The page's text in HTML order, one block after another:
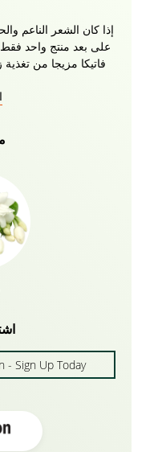
إذا كان الشعر الناعم
على بعد منتج واحد
فاتيكا مزيجا من
في مكافحة مشاكل
لشعرك فحسب ، بل
تساقط الشعر إلى منع
- Sign Up Today!